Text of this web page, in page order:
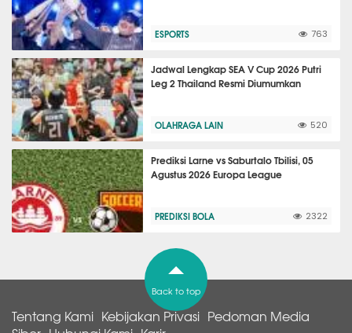
ESPORTS 763
Jadwal Lengkap SEA V Cup 2026 Putri
Leg 2 Thailand Resmi Diumumkan
OLAHRAGA LAIN 520
Prediksi Larne vs Saburtalo Tbilisi, 05
Agustus 2026 Europa League
PREDIKSI BOLA 2322
Back to top
Tentang Kami Kebijakan Privasi Pedoman Media